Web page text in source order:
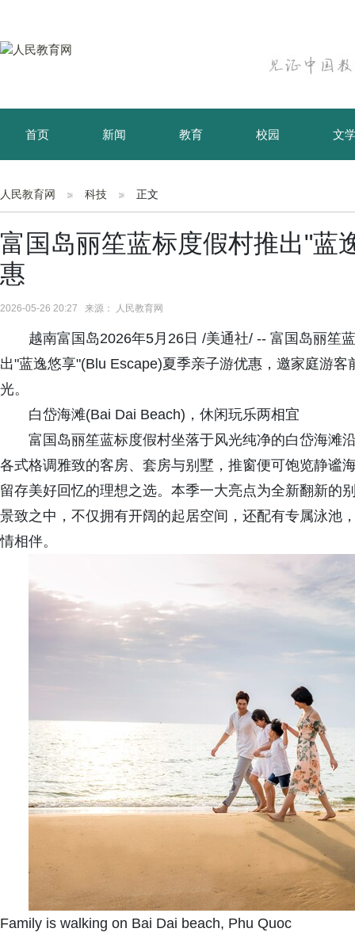
首页 新闻 教育 校园 文
育儿 资讯
人民教育网 科技 正文
富国岛丽笙蓝标度假村推出"蓝
惠
2026-05-26 20:27 来源： 人民教育网
越南富国岛2026年5月26日 /美通社/ -- 富国岛丽笙
出"蓝逸悠享"(Blu Escape)夏季亲子游优惠，邀家庭游
光。
白岱海滩(Bai Dai Beach)，休闲玩乐两相宜
富国岛丽笙蓝标度假村坐落于风光纯净的白岱海滩
各式格调雅致的客房、套房与别墅，推窗便可饱览静谧
留存美好回忆的理想之选。本季一大亮点为全新翻新的
景致之中，不仅拥有开阔的起居空间，还配有专属泳池
情相伴。
Family is walking on Bai Dai beach, Phu Quoc